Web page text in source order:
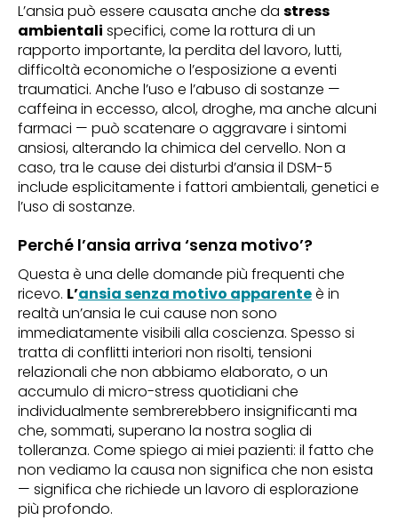
L’ansia può essere causata anche da stress
ambientali specifici, come la rottura di un
rapporto importante, la perdita del lavoro, lutti,
difficoltà economiche o l’esposizione a eventi
traumatici. Anche l’uso e l’abuso di sostanze —
caffeina in eccesso, alcol, droghe, ma anche alcuni
farmaci — può scatenare o aggravare i sintomi
ansiosi, alterando la chimica del cervello. Non a
caso, tra le cause dei disturbi d’ansia il DSM-5
include esplicitamente i fattori ambientali, genetici e
l’uso di sostanze.
Perché l’ansia arriva ‘senza motivo’?
Questa è una delle domande più frequenti che
ricevo. L’ansia senza motivo apparenteè in
realtà un’ansia le cui cause non sono
immediatamente visibili alla coscienza. Spesso si
tratta di conflitti interiori non risolti, tensioni
relazionali che non abbiamo elaborato, o un
accumulo di micro-stress quotidiani che
individualmente sembrerebbero insignificanti ma
che, sommati, superano la nostra soglia di
tolleranza. Come spiego ai miei pazienti: il fatto che
non vediamo la causa non significa che non esista
— significa che richiede un lavoro di esplorazione
più profondo.